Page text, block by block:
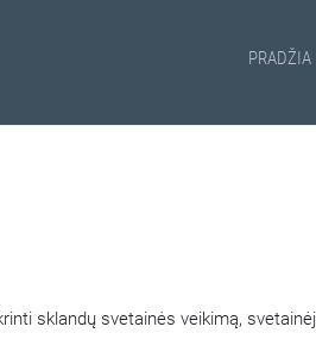
PRADŽIA
sklandų svetainės veikimą,